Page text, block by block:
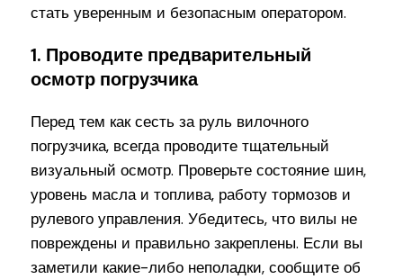
стать уверенным и безопасным оператором.
1. Проводите предварительный
осмотр погрузчика
Перед тем как сесть за руль вилочного
погрузчика, всегда проводите тщательный
визуальный осмотр. Проверьте состояние шин,
уровень масла и топлива, работу тормозов и
рулевого управления. Убедитесь, что вилы не
повреждены и правильно закреплены. Если вы
заметили какие-либо неполадки, сообщите об